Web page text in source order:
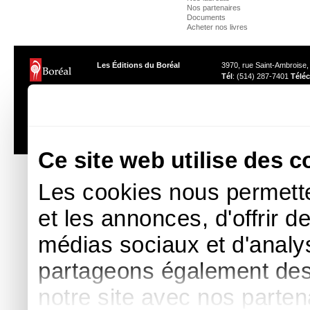
Ce site web utilise des
Les cookies nous
et les annonces, d'offrir
médias sociaux et
partageons également
notre site avec nos
Nos partenaires
Documents
Acheter nos livres
Les Éditions du Boréal
3970, rue Saint-
Tél : (514) 287-7401 Téléc